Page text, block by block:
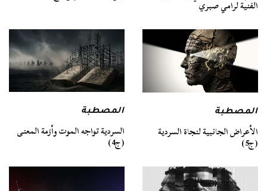
الفنية لرامي صبري
المصطبة
الأعراض الجانبية لنجاة السردية
(ج5)
المصطبة
السردية تواجه الموت وأزمة المعنى
(ج4)